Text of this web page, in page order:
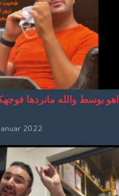
اهو بوسط والله مانردها
2022